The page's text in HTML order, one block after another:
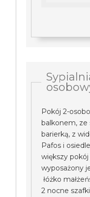
Pokój 2-
balkonem, ze
barierką, z
Pafos i
większy
wyposażony
łóżko
2 nocne